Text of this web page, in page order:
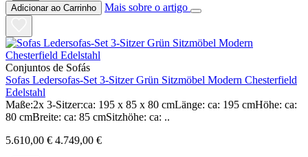
Adicionar ao Carrinho Mais sobre o artigo
Conjuntos de Sofás
Sofas Ledersofas-Set 3-Sitzer Grün Sitzmöbel Modern Chesterfield
Edelstahl
Maße:2x 3-Sitzer:ca: 195 x 85 x 80 cmLänge: ca: 195 cmHöhe: ca:
80 cmBreite: ca: 85 cmSitzhöhe: ca: ..
5.610,00 € 4.749,00 €